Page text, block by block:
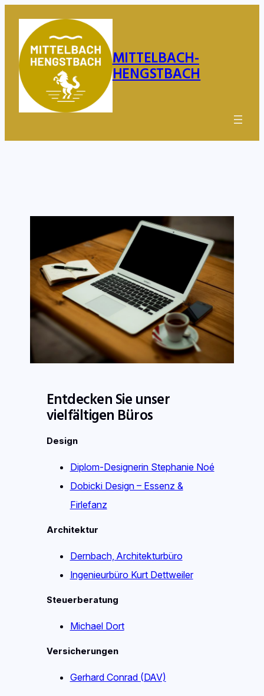
springen
MITTELBACH-
HENGSTBACH
Entdecken Sie unser
vielfältigen Büros
Design
Diplom-Designerin Stephanie Noé
Dobicki Design – Essenz &
Firlefanz
Architektur
Dernbach, Architekturbüro
Ingenieurbüro Kurt Dettweiler
Steuerberatung
Michael Dort
Versicherungen
Gerhard Conrad (DAV)